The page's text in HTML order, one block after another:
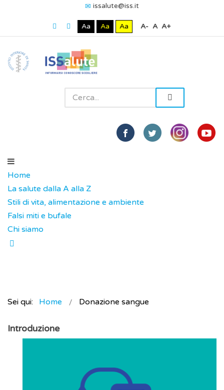
issalute@iss.it
Aa Aa Aa A- A A+
Home
La salute dalla A alla Z
Stili di vita, alimentazione e ambiente
Falsi miti e bufale
Chi siamo
Sei qui: Home Donazione sangue
Introduzione